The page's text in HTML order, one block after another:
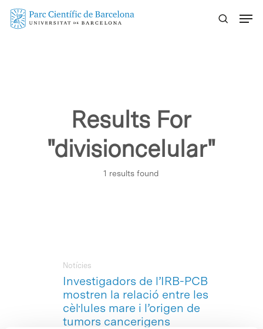
Skip
Results For
"divisioncelular"
1 results found
Investigadors de l’IRB-PCB
mostren la relació entre les
cèl·lules mare i l’origen de
tumors cancerigens
Notícies